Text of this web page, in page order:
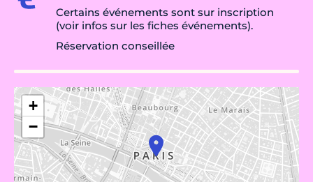
Certains événements sont sur inscription
(voir infos sur les fiches événements).
Réservation conseillée
+
−